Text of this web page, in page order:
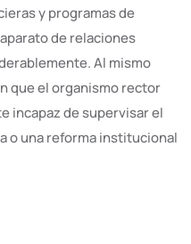
y programas de
de relaciones
Al mismo
que el organismo rector
incapaz de supervisar el
o una reforma institucional